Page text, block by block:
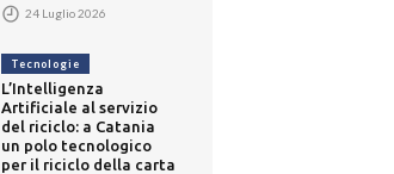
24 Luglio 2026
Tecnologie
L’Intelligenza
Artificiale al servizio
del riciclo: a Catania
un polo tecnologico
per il riciclo della carta